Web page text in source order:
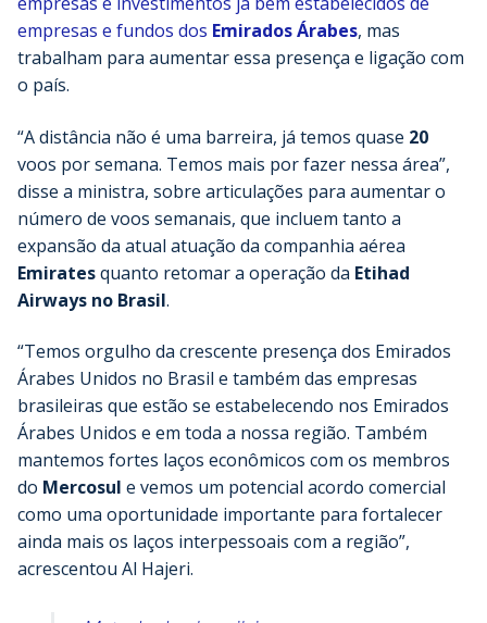
empresas e fundos dos Emirados Árabes, mas
trabalham para aumentar essa presença e ligação com
o país.
“A distância não é uma barreira, já temos quase 20
voos por semana. Temos mais por fazer nessa área”,
disse a ministra, sobre articulações para aumentar o
número de voos semanais, que incluem tanto a
expansão da atual atuação da companhia aérea
Emiratesquanto retomar a operação da Etihad
Airways no Brasil.
“Temos orgulho da crescente presença dos Emirados
Árabes Unidos no Brasil e também das empresas
brasileiras que estão se estabelecendo nos Emirados
Árabes Unidos e em toda a nossa região. Também
mantemos fortes laços econômicos com os membros
do Mercosul e vemos um potencial acordo comercial
como uma oportunidade importante para fortalecer
ainda mais os laços interpessoais com a região”,
acrescentou Al Hajeri.